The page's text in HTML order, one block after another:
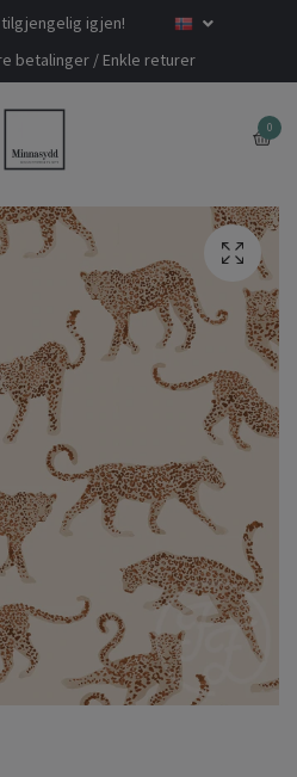
igjen!
betalinger / Enkle returer
0